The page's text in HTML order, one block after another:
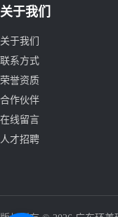
关于我们
关于我们
联系方式
荣誉资质
合作伙伴
在线留言
人才招聘